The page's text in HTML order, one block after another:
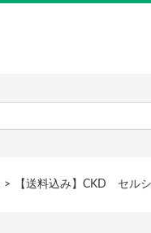
【送料込み】CKD セル